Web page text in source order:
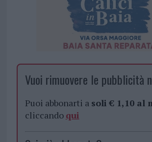
Vuoi rimuovere le pubblicità
Puoi abbonarti a soli € 1,10 al
cliccando qui